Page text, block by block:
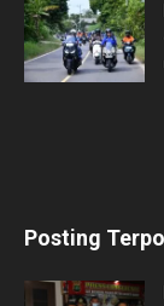
Posting